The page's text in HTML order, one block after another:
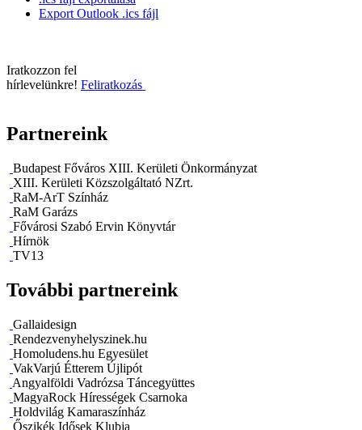
Export Outlook .ics fájl
Iratkozzon fel
hírlevelünkre! Feliratkozás
Partnereink
Budapest Főváros XIII. Kerületi Önkormányzat
XIII. Kerületi Közszolgáltató NZrt.
RaM-ArT Színház
RaM Garázs
Fővárosi Szabó Ervin Könyvtár
Hírnök
TV13
További partnereink
Gallaidesign
Rendezvenyhelyszinek.hu
Homoludens.hu Egyesület
VakVarjú Étterem Újlipót
Angyalföldi Vadrózsa Táncegyüttes
MagyaRock Hírességek Csarnoka
Holdvilág Kamaraszínház
Őszikék Idősek Klubja